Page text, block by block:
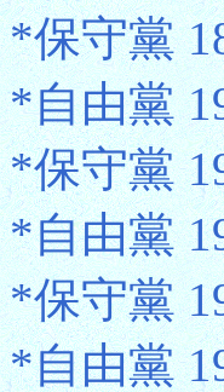
*保守黨
*自由黨
*保守黨
*自由黨
*保守黨
*自由黨